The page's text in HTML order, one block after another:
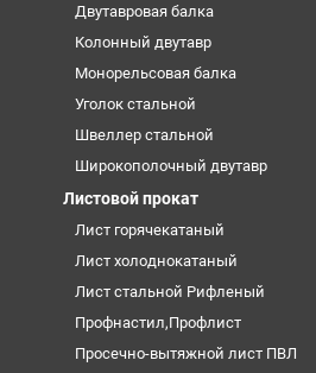
Двутавровая балка
Колонный двутавр
Монорельсовая балка
Уголок стальной
Швеллер стальной
Широкополочный двутавр
Листовой прокат
Лист горячекатаный
Лист холоднокатаный
Лист стальной Рифленый
Профнастил,Профлист
Просечно-вытяжной лист ПВЛ